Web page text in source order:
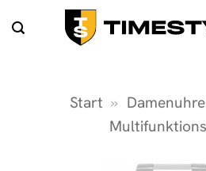
Inhalt
Start »